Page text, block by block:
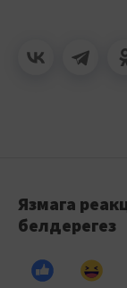
Язмага
белдерегез